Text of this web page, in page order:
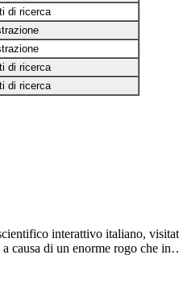
di ricerca
di ricerca
di ricerca
interattivo italiano,
causa di un enorme rogo che